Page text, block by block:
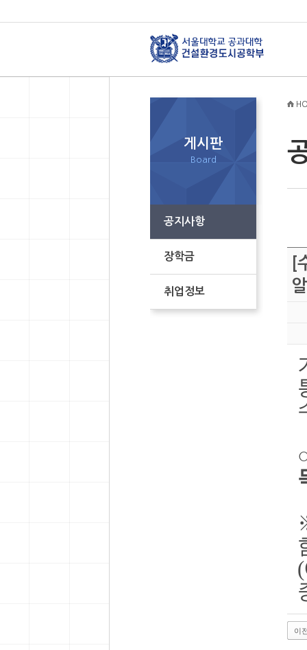
게시판
Board
공지사항
장학금
취업정보
[
이